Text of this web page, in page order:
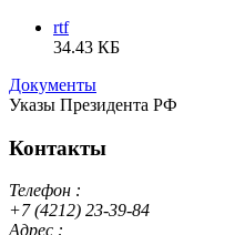
rtf
34.43 КБ
Документы
Указы Президента РФ
Контакты
Телефон :
+7 (4212) 23-39-84
Адрес :